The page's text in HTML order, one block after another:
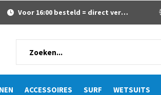
ACCESSOIRES SURF WETSUITS
Voor 16:00 besteld = direct verzonden